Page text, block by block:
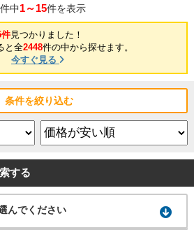
件中1～15件を表示
件見つかりました！
と全2448件の中から探せます。
今すぐ見る
条件を絞り込む
する
んでください